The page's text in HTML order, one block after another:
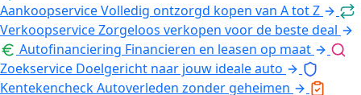
AankoopserviceVolledig ontzorgd kopen van A tot Z
VerkoopserviceZorgeloos verkopen voor de beste deal
Autofinanciering Financieren en leasen op maat
Zoekservice Doelgericht naar jouw ideale auto
KentekencheckAutoverleden zonder geheimen